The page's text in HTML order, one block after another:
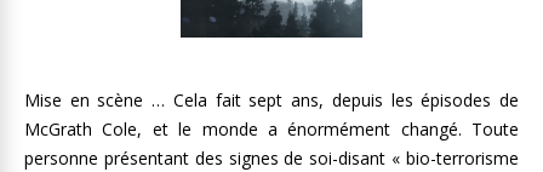
Mise en scène … Cela fait sept ans, depuis les épisodes de
McGrath Cole, et le monde a énormément changé. Toute
personne présentant des signes de soi-disant « bio-terrorisme